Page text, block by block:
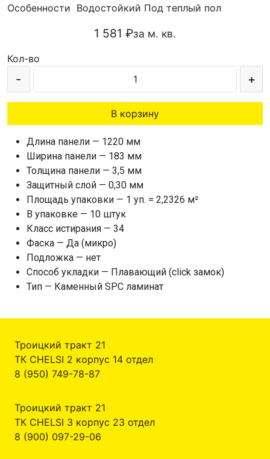
Особенности Водостойкий Под теплый пол
1 581 ₽за м. кв.
Кол-во
- +
В корзину
Длина панели — 1220 мм
Ширина панели — 183 мм
Толщина панели — 3,5 мм
Защитный слой — 0,30 мм
Площадь упаковки — 1 уп. = 2,2326 м²
В упаковке — 10 штук
Класс истирания — 34
Фаска — Да (микро)
Подложка — нет
Способ укладки — Плавающий (click замок)
Тип — Каменный SPC ламинат
Троицкий тракт 21
ТК CHELSI 2 корпус 14 отдел
8 (950) 749-78-87
Троицкий тракт 21
ТК CHELSI 3 корпус 23 отдел
8 (900) 097-29-06